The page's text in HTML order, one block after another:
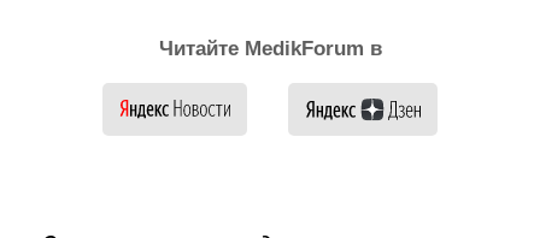
Читайте MedikForum в